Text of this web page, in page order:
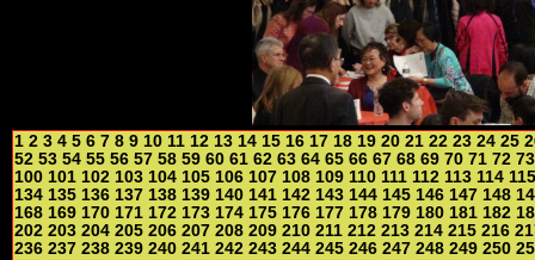
1 2 3 4 5 6 7 8 9 10 11 12 13 14 15 16 17 18 19 20 21 22 23 24 25
52 53 54 55 56 57 58 59 60 61 62 63 64 65 66 67 68 69 70 71 72 73
100 101 102 103 104 105 106 107 108 109 110 111 112 113 114 115
134 135 136 137 138 139 140 141 142 143 144 145 146 147 148
168 169 170 171 172 173 174 175 176 177 178 179 180 181 182
202 203 204 205 206 207 208 209 210 211 212 213 214 215 216
236 237 238 239 240 241 242 243 244 245 246 247 248 249 250